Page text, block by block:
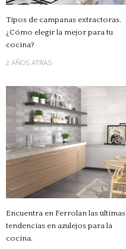
Tipos de campanas extractoras.
¿Cómo elegir la mejor para tu
cocina?
2 AÑOS ATRÁS
Encuentra en Ferrolan las últimas
tendencias en azulejos para la
cocina.